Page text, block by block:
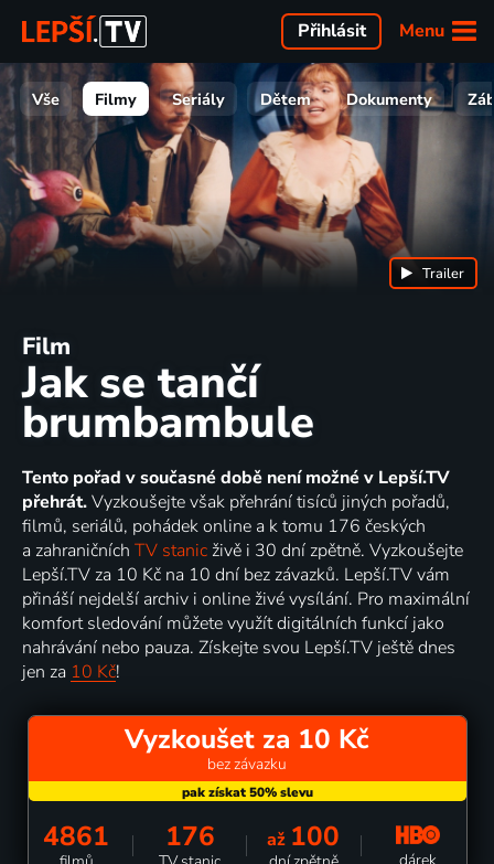
Menu
Přihlásit
Vše Filmy Seriály Dětem Dokumenty
Film
Jak se tančí
brumbambule
Trailer
Tento pořad v současné době není možné v Lepší.TV
přehrát.Vyzkoušejte však přehrání tisíců jiných pořadů,
filmů, seriálů, pohádek online a k tomu 176 českých
a zahraničních TV stanic živě i 30 dní zpětně. Vyzkoušejte
Lepší.TV za 10 Kč na 10 dní bez závazků. Lepší.TV vám
přináší nejdelší archiv i online živé vysílání. Pro maximální
komfort sledování můžete využít digitálních funkcí jako
nahrávání nebo pauza. Získejte svou Lepší.TV ještě dnes
jen za 10 Kč!
Vyzkoušet za 10 Kč
bez závazku
4861 176 až 100